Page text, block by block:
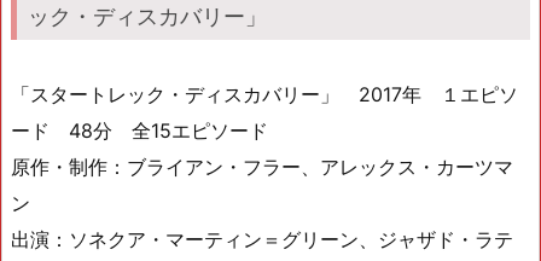
ック・ディスカバリー」
「スタートレック・ディスカバリー」 2017年 １エピソ
ード 48分 全15エピソード
原作・制作：ブライアン・フラー、アレックス・カーツマ
ン
出演：ソネクア・マーティン＝グリーン、ジャザド・ラテ